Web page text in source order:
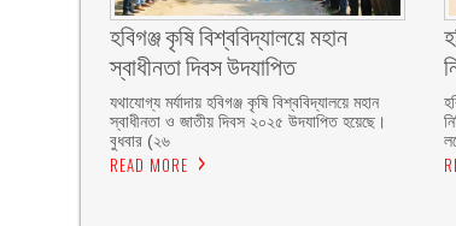
হবিগঞ্জ কৃষি বিশ্ববিদ্যালয়ে মহান
স্বাধীনতা দিবস উদযাপিত
যথাযোগ্য মর্যাদায় হবিগঞ্জ কৃষি বিশ্ববিদ্যালয়ে মহান
স্বাধীনতা ও জাতীয় দিবস ২০২৫ উদযাপিত হয়েছে।
বুধবার (২৬
READ MORE